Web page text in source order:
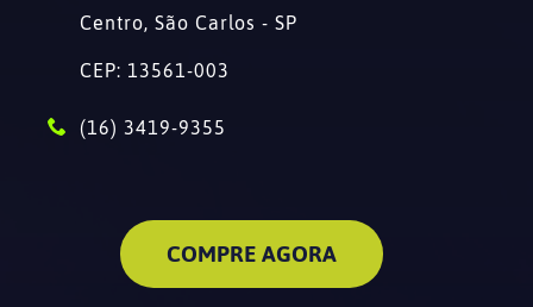
Centro, São Carlos - SP
CEP: 13561-003
(16) 3419-9355
COMPRE AGORA